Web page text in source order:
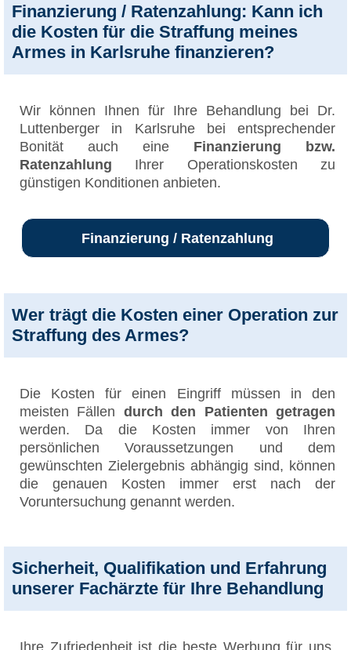
Finanzierung / Ratenzahlung: Kann ich
die Kosten für die Straffung meines
Armes in Karlsruhe finanzieren?
Wir können Ihnen für Ihre Behandlung bei Dr.
Luttenberger in Karlsruhe bei entsprechender
Bonität auch eine Finanzierung bzw.
Ratenzahlung Ihrer Operationskosten zu
günstigen Konditionen anbieten.
Finanzierung / Ratenzahlung
Wer trägt die Kosten einer Operation zur
Straffung des Armes?
Die Kosten für einen Eingriff müssen in den
meisten Fällen durch den Patienten getragen
werden. Da die Kosten immer von Ihren
persönlichen Voraussetzungen und dem
gewünschten Zielergebnis abhängig sind, können
die genauen Kosten immer erst nach der
Voruntersuchung genannt werden.
Sicherheit, Qualifikation und Erfahrung
unserer Fachärzte für Ihre Behandlung
Ihre Zufriedenheit ist die beste Werbung für uns.